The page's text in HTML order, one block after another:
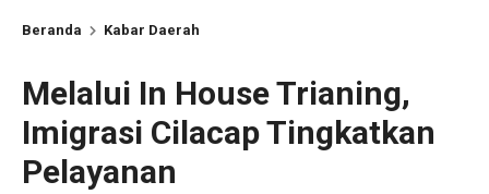
Beranda Kabar Daerah
Melalui In House Trianing,
Imigrasi Cilacap Tingkatkan
Pelayanan